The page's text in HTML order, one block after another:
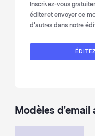
Inscrivez-vous
éditer et envoyer ce
d'autres dans notre
Modèles d'email